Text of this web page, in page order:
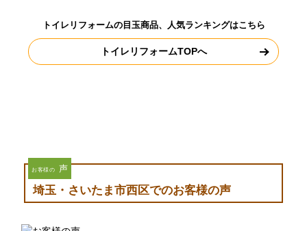
トイレリフォームの目玉商品、人気ランキングはこちら
トイレリフォームTOPへ
お客様の 声
埼玉・さいたま市西区でのお客様の声